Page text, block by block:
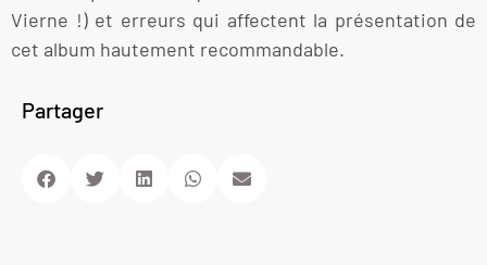
Vierne !) et erreurs qui affectent la présentation de
cet album hautement recommandable.
Partager